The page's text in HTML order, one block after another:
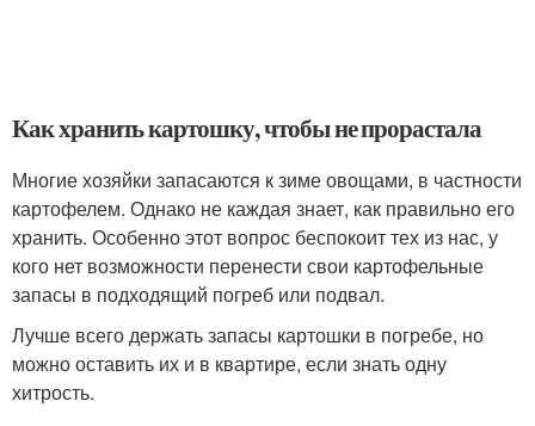
Как хранить картошку, чтобы не прорастала
Многие хозяйки запасаются к зиме овощами, в частности
картофелем. Однако не каждая знает, как правильно его
хранить. Особенно этот вопрос беспокоит тех из нас, у
кого нет возможности перенести свои картофельные
запасы в подходящий погреб или подвал.
Лучше всего держать запасы картошки в погребе, но
можно оставить их и в квартире, если знать одну
хитрость.